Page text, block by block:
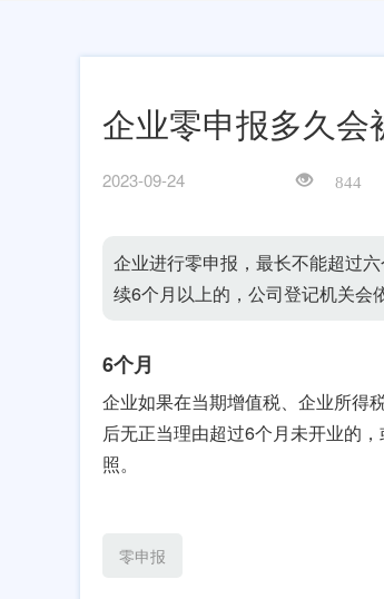
企业零申报多久会
2023-09-24 844
企业进行零申报，最长不能超过
续6个月以上的，公司登记机关会
6个月
企业如果在当期增值税、企业所得
后无正当理由超过6个月未开业的
照。
零申报